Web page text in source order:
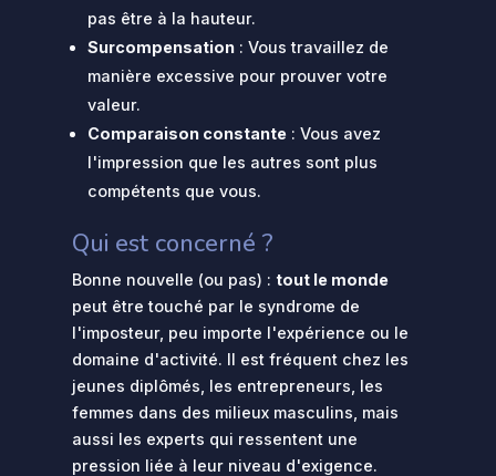
pas être à la hauteur.
Surcompensation : Vous travaillez de
manière excessive pour prouver votre
valeur.
Comparaison constante : Vous avez
l'impression que les autres sont plus
compétents que vous.
Qui est concerné ?
Bonne nouvelle (ou pas) : tout le monde
peut être touché par le syndrome de
l'imposteur, peu importe l'expérience ou le
domaine d'activité. Il est fréquent chez les
jeunes diplômés, les entrepreneurs, les
femmes dans des milieux masculins, mais
aussi les experts qui ressentent une
pression liée à leur niveau d'exigence.